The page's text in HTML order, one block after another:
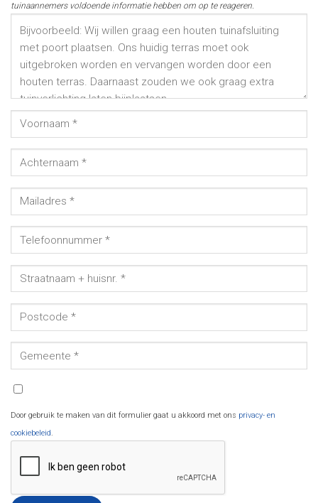
tuinaannemers voldoende informatie hebben om op te reageren.
Door gebruik te maken van dit formulier gaat u akkoord met ons privacy- en
cookiebeleid.